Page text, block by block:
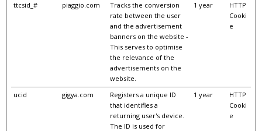
ttcsid_# piaggio.com
Tracks the conversion
rate between the user
and the advertisement
banners on the website -
This serves to optimise
the relevance of the
advertisements on the
website.
1 year
HTTP
Cooki
e
ucid gigya.com
Registers a unique ID
that identifies a
returning user's device.
The ID is used for
1 year
HTTP
Cooki
e